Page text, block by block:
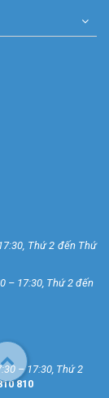
Thứ 2 đến Thứ
– 17:30, Thứ 2 đến
– 17:30, Thứ 2
810